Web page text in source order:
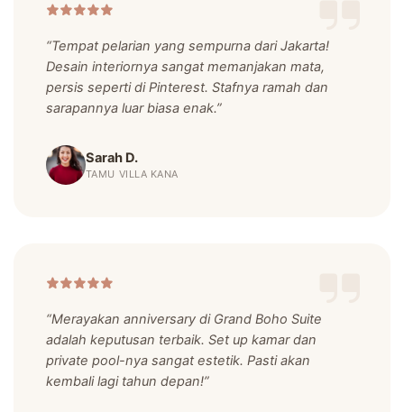
“Tempat pelarian yang sempurna dari Jakarta!
Desain interiornya sangat memanjakan mata,
persis seperti di Pinterest. Stafnya ramah dan
sarapannya luar biasa enak.”
Sarah D.
TAMU VILLA KANA
“Merayakan anniversary di Grand Boho Suite
adalah keputusan terbaik. Set up kamar dan
private pool-nya sangat estetik. Pasti akan
kembali lagi tahun depan!”